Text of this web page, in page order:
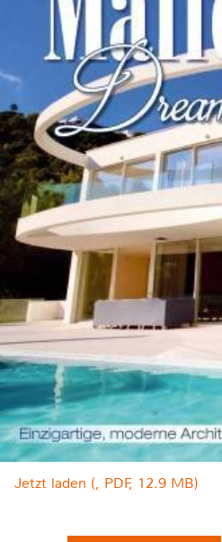
Jetzt laden (, PDF, 12.9 MB)